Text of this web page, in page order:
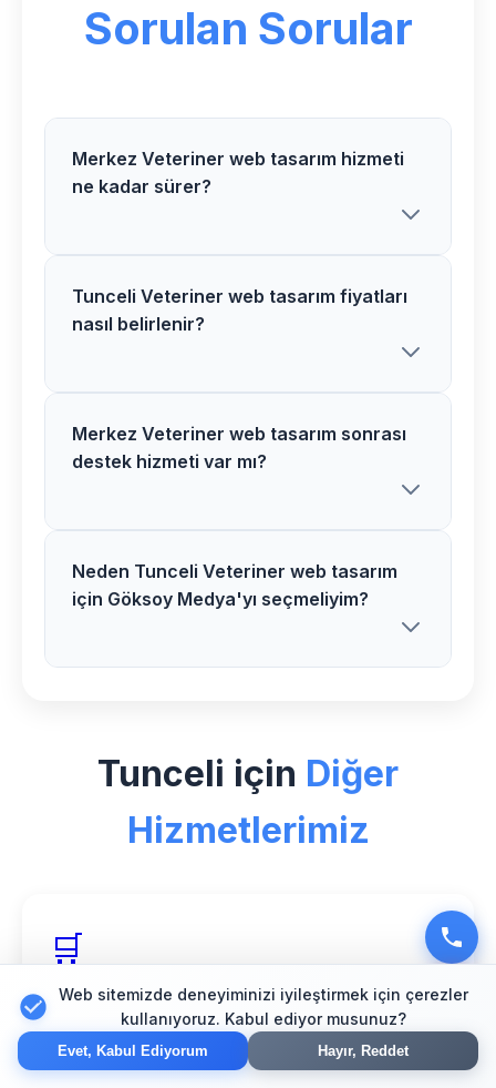
Sorulan Sorular
Merkez Veteriner web tasarım hizmeti
ne kadar sürer?
Göksoy Medya olarak Merkez
bölgesindeki Veteriner web tasarım
kapsamına göre süre değişiklik
gösterebilir.
Tunceli Veteriner web tasarım fiyatları
nasıl belirlenir?
Tunceli bölgesindeki Veteriner web
tasarım fiyatlarımız proje kapsamı,
iletişime geçebilirsiniz.
Merkez Veteriner web tasarım sonrası
destek hizmeti var mı?
Evet, Merkez bölgesindeki tüm
müşterilerimize Veteriner web tasarım
bakım hizmeti sunuyoruz.
Neden Tunceli Veteriner web tasarım
için Göksoy Medya'yı seçmeliyim?
ekibimiz ve müşteri memnuniyeti odaklı
yaklaşımımızla web tasarım alanında
güvenilir bir partner olarak hizmet
Tunceli için Diğer
Hizmetlerimiz
🛒
Tunceli E-Ticaret
Güvenli online mağaza çözümleri
Web sitemizde deneyiminizi iyileştirmek için çerezler
kullanıyoruz. Kabul ediyor musunuz?
Evet, Kabul Ediyorum Hayır, Reddet